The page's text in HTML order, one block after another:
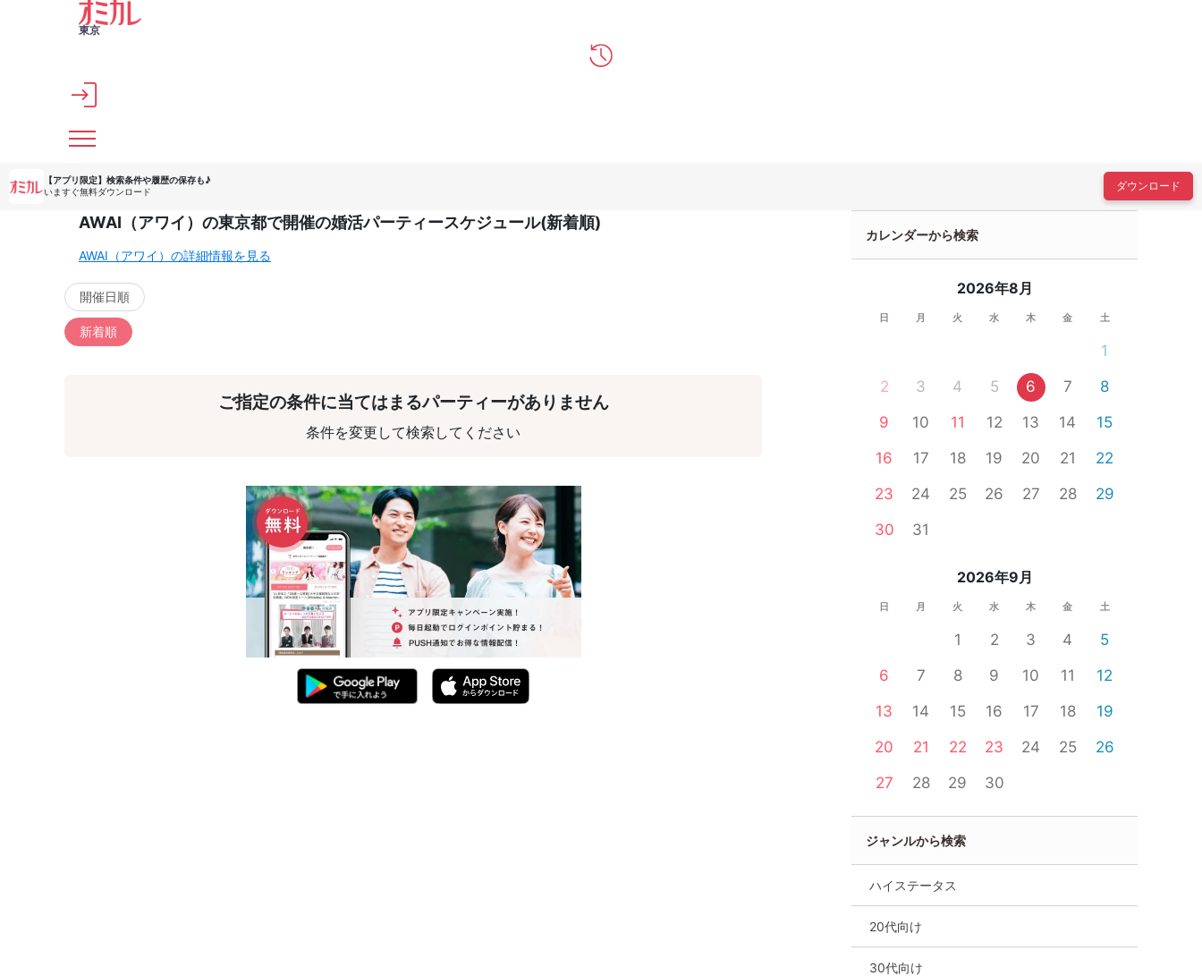
メインコンテンツへスキップ
東京
【アプリ限定】 検索条件や履歴の保存も♪
いますぐ無料ダウンロード
ダウンロード
AWAI（アワイ）の東京都で開催の婚活パーティースケジュール(新着順)
AWAI（アワイ）の詳細情報を見る
開催日順
新着順
ご指定の条件に当てはまるパーティーがありません
条件を変更して検索してください
カレンダーから検索
2026年8月
日 月 火 水 木 金 土
1
2
3 4 5 6 7
8
9
10 11 12 13 14
15
16
17 18 19 20 21
22
23
24 25 26 27 28
29
30
31
2026年9月
日 月 火 水 木 金 土
1 2 3 4
5
6
7 8 9 10 11
12
13
14 15 16 17 18
19
20
21 22 23 24 25
26
27
28 29 30
ジャンルから検索
ハイステータス
20代向け
30代向け